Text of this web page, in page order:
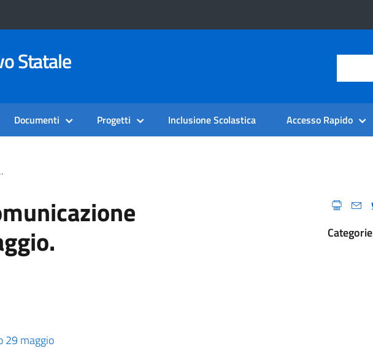
Statale
Documenti Progetti Inclusione Scolastica Accesso Rapido
Categorie
29 maggio